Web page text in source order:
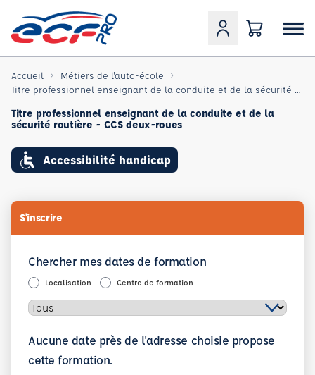
Accueil
Métiers de l'auto-école
Titre professionnel enseignant de la conduite et de la
sécurité routière - CCS deux-roues
Accessibilité handicap
S'inscrire
Chercher mes dates de formation
Localisation Centre de formation
Aucune date près de l'adresse choisie propose
cette formation.